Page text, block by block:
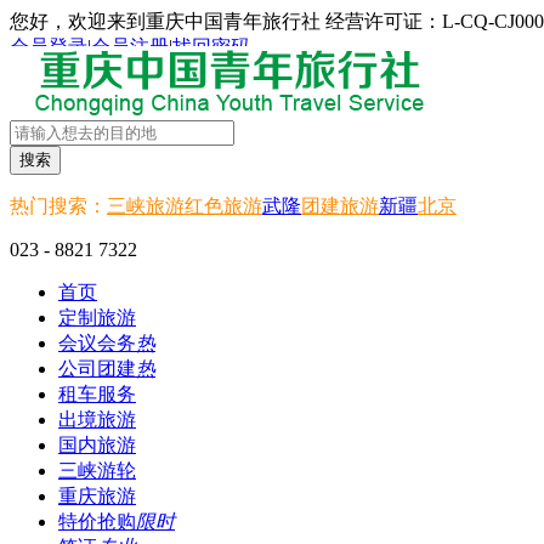
您好，欢迎来到重庆中国青年旅行社 经营许可证：L-CQ-
会员登录|会员注册|找回密码
搜索
热门搜索： 三峡旅游红色旅游武隆团建旅游新疆北京
023 - 8821 7322
首页
定制旅游
会议会务热
公司团建热
租车服务
出境旅游
国内旅游
三峡游轮
重庆旅游
特价抢购限时